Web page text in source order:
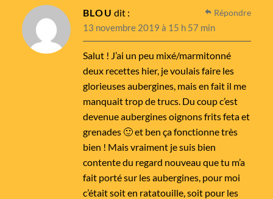
BLOU dit :
13 novembre 2019 à 15 h 57 min
Salut ! J’ai un peu mixé/marmitonné
deux recettes hier, je voulais faire les
glorieuses aubergines, mais en fait il me
manquait trop de trucs. Du coup c’est
devenue aubergines oignons frits feta et
grenades 🙂 et ben ça fonctionne très
bien ! Mais vraiment je suis bien
contente du regard nouveau que tu m’a
fait porté sur les aubergines, pour moi
c’était soit en ratatouille, soit pour les
Répondre